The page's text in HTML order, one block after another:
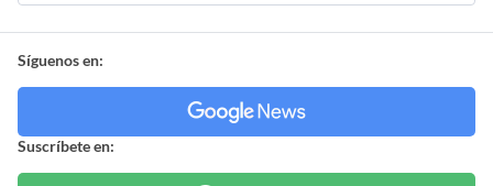
Síguenos en:
Suscríbete en: